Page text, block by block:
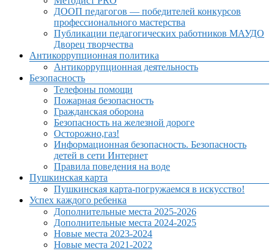
ДООП педагогов — победителей конкурсов
профессионального мастерства
Публикации педагогических работников МАУДО
Дворец творчества
Антикоррупционная политика
Антикоррупционная деятельность
Безопасность
Телефоны помощи
Пожарная безопасность
Гражданская оборона
Безопасность на железной дороге
Осторожно,газ!
Информационная безопасность. Безопасность
детей в сети Интернет
Правила поведения на воде
Пушкинская карта
Пушкинская карта-погружаемся в искусство!
Успех каждого ребенка
Дополнительные места 2025-2026
Дополнительные места 2024-2025
Новые места 2023-2024
Новые места 2021-2022